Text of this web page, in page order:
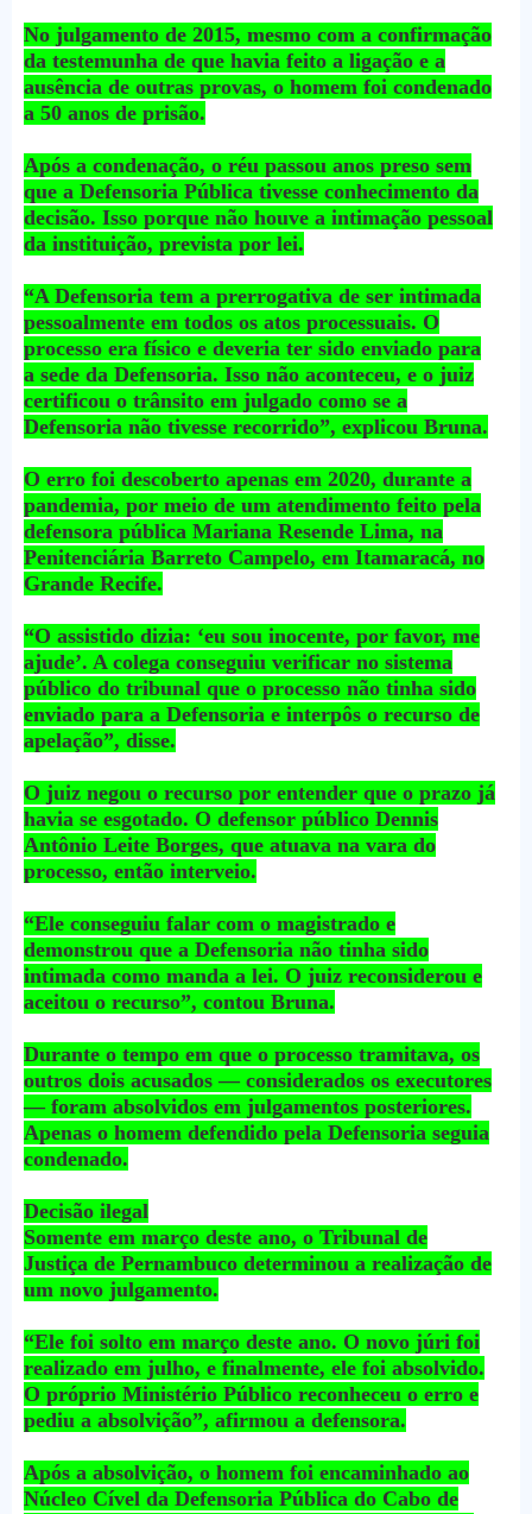
No julgamento de 2015, mesmo com a confirmação
da testemunha de que havia feito a ligação e a
ausência de outras provas, o homem foi condenado
a 50 anos de prisão.
Após a condenação, o réu passou anos preso sem
que a Defensoria Pública tivesse conhecimento da
decisão. Isso porque não houve a intimação pessoal
da instituição, prevista por lei.
“A Defensoria tem a prerrogativa de ser intimada
pessoalmente em todos os atos processuais. O
processo era físico e deveria ter sido enviado para
a sede da Defensoria. Isso não aconteceu, e o juiz
certificou o trânsito em julgado como se a
Defensoria não tivesse recorrido”, explicou Bruna.
O erro foi descoberto apenas em 2020, durante a
pandemia, por meio de um atendimento feito pela
defensora pública Mariana Resende Lima, na
Penitenciária Barreto Campelo, em Itamaracá, no
Grande Recife.
“O assistido dizia: ‘eu sou inocente, por favor, me
ajude’. A colega conseguiu verificar no sistema
público do tribunal que o processo não tinha sido
enviado para a Defensoria e interpôs o recurso de
apelação”, disse.
O juiz negou o recurso por entender que o prazo já
havia se esgotado. O defensor público Dennis
Antônio Leite Borges, que atuava na vara do
processo, então interveio.
“Ele conseguiu falar com o magistrado e
demonstrou que a Defensoria não tinha sido
intimada como manda a lei. O juiz reconsiderou e
aceitou o recurso”, contou Bruna.
Durante o tempo em que o processo tramitava, os
outros dois acusados — considerados os executores
— foram absolvidos em julgamentos posteriores.
Apenas o homem defendido pela Defensoria seguia
condenado.
Decisão ilegal
Somente em março deste ano, o Tribunal de
Justiça de Pernambuco determinou a realização de
um novo julgamento.
“Ele foi solto em março deste ano. O novo júri foi
realizado em julho, e finalmente, ele foi absolvido.
O próprio Ministério Público reconheceu o erro e
pediu a absolvição”, afirmou a defensora.
Após a absolvição, o homem foi encaminhado ao
Núcleo Cível da Defensoria Pública do Cabo de